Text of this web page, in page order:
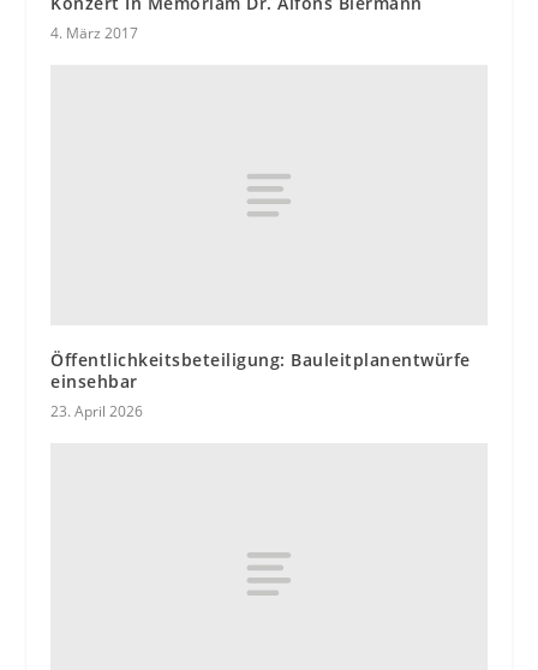
4. März 2017
Öffentlichkeitsbeteiligung: Bauleitplanentwürfe
einsehbar
23. April 2026